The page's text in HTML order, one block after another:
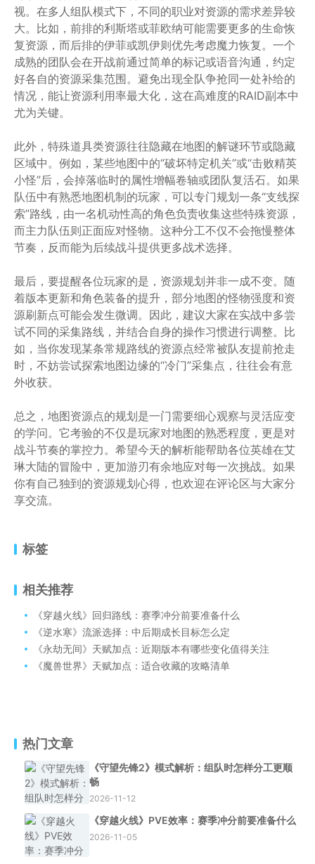
视。在多人组队模式下，不同的职业对资源的需求差异较
大。比如，前排的利斯塔或菲欧纳可能需要更多的生命恢
复资源，而后排的伊菲或凯伊则优先考虑魔力恢复。一个
成熟的团队会在开战前通过简单的标记或语音沟通，约定
好各自的资源采集范围。避免出现全队争抢同一处补给的
情况，能让资源利用率最大化，这在高难度的RAID副本中
尤为关键。
此外，特殊道具类资源往往隐藏在地图的解谜环节或隐藏
区域中。例如，某些地图中的“破坏特定机关”或“击败精英
小怪”后，会掉落临时的属性增幅卷轴或团队复活石。如果
队伍中有熟悉地图机制的玩家，可以专门规划一条“支线探
索”路线，由一名机动性高的角色负责收集这些特殊资源，
而主力队伍则正面应对怪物。这种分工不仅不会拖慢整体
节奏，反而能为后续战斗提供更多战术选择。
最后，要提醒各位玩家的是，资源规划并非一成不变。随
着版本更新和角色装备的提升，部分地图的怪物强度和资
源刷新点可能会发生微调。因此，建议大家在实战中多尝
试不同的采集路线，并结合自身的操作习惯进行调整。比
如，当你发现某条常规路线的资源点经常被队友提前抢走
时，不妨尝试探索地图边缘的“冷门”采集点，往往会有意
外收获。
总之，地图资源点的规划是一门需要细心观察与灵活应变
的学问。它考验的不仅是玩家对地图的熟悉程度，更是对
战斗节奏的掌控力。希望今天的解析能帮助各位英雄在艾
琳大陆的冒险中，更加游刃有余地应对每一次挑战。如果
你有自己独到的资源规划心得，也欢迎在评论区与大家分
享交流。
标签
相关推荐
《穿越火线》回归路线：赛季冲分前要准备什么
《逆水寒》流派选择：中后期成长目标怎么定
《永劫无间》天赋加点：近期版本有哪些变化值得关注
《魔兽世界》天赋加点：适合收藏的攻略清单
热门文章
《守望先锋2》模式解析：组队时怎样分工更顺
畅
2026-11-12
《穿越火线》PVE效率：赛季冲分前要准备什么
2026-11-05